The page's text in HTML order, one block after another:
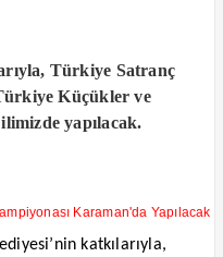
Türkiye Satranç
Küçükler ve
yapılacak.
katkılarıyla,